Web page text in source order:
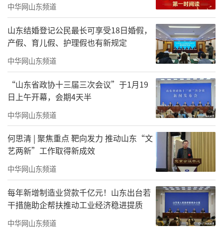
坐落于京华北海公园内的画舫斋，始建于
中华网山东频道
山东结婚登记公民最长可享受18日婚假，
产假、育儿假、护理假也有新规定
中华网山东频道
“山东省政协十三届三次会议”于1月19
日上午开幕，会期4天半
中华网山东频道
何思清 | 聚焦重点 靶向发力 推动山东“文
艺两新”工作取得新成效
中华网山东频道
每年新增制造业贷款千亿元！山东出台若
干措施助企帮扶推动工业经济稳进提质
中华网山东频道